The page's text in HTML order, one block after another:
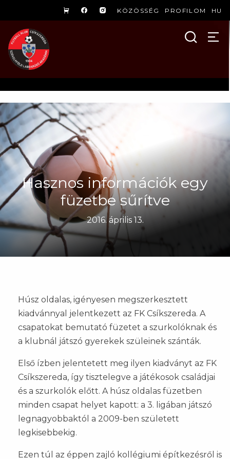
KÖZÖSSÉG PROFILOM HU
Hasznos információk egy
füzetbe sűrítve
2016. április 13.
Húsz oldalas, igényesen megszerkesztett
kiadvánnyal jelentkezett az FK Csíkszereda. A
csapatokat bemutató füzetet a szurkolóknak és
a klubnál játszó gyerekek szüleinek szánták.
Első ízben jelentetett meg ilyen kiadványt az FK
Csíkszereda, így tisztelegve a játékosok családjai
és a szurkolók előtt. A húsz oldalas füzetben
minden csapat helyet kapott: a 3. ligában játszó
legnagyobbaktól a 2009-ben született
legkisebbekig.
Ezen túl az éppen zajló kollégiumi építkezésről is